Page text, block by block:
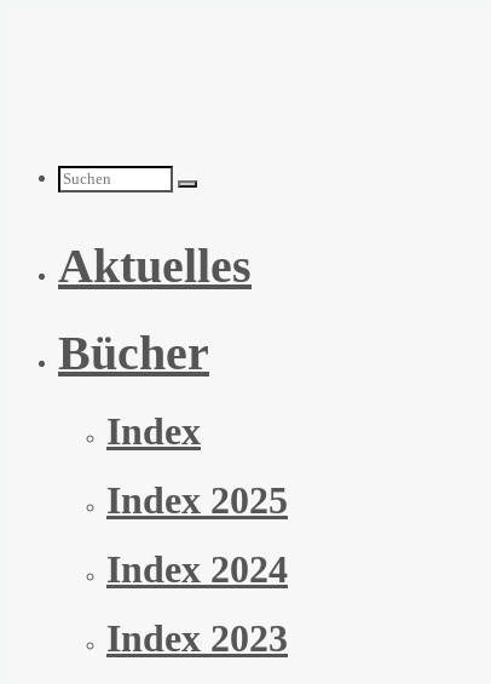
Suchen
nach:
Aktuelles
Bücher
Index
Index 2025
Index 2024
Index 2023